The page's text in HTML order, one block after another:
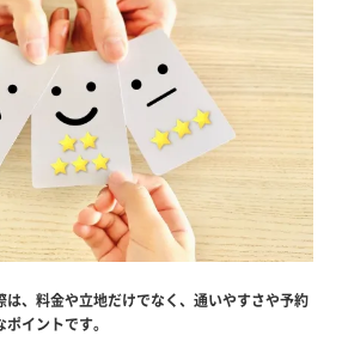
、料金や立地だけでなく、通いやすさや予約
イントです。